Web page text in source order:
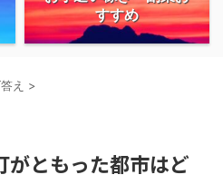
すすめ
え >
がともった都市はど